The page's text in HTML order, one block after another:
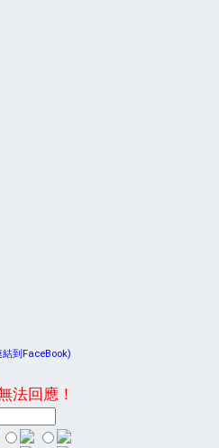
到FaceBook)
法回應！